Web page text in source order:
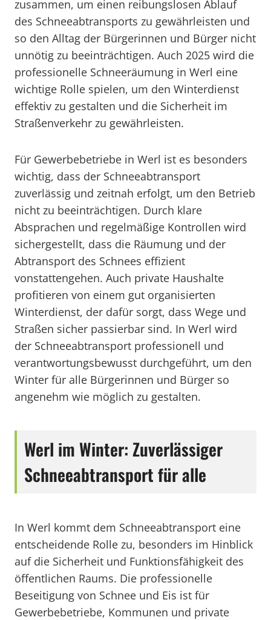
zusammen, um einen reibungslosen Ablauf
des Schneeabtransports zu gewährleisten und
so den Alltag der Bürgerinnen und Bürger nicht
unnötig zu beeinträchtigen. Auch 2025 wird die
professionelle Schneeräumung in Werl eine
wichtige Rolle spielen, um den Winterdienst
effektiv zu gestalten und die Sicherheit im
Straßenverkehr zu gewährleisten.
Für Gewerbebetriebe in Werl ist es besonders
wichtig, dass der Schneeabtransport
zuverlässig und zeitnah erfolgt, um den Betrieb
nicht zu beeinträchtigen. Durch klare
Absprachen und regelmäßige Kontrollen wird
sichergestellt, dass die Räumung und der
Abtransport des Schnees effizient
vonstattengehen. Auch private Haushalte
profitieren von einem gut organisierten
Winterdienst, der dafür sorgt, dass Wege und
Straßen sicher passierbar sind. In Werl wird
der Schneeabtransport professionell und
verantwortungsbewusst durchgeführt, um den
Winter für alle Bürgerinnen und Bürger so
angenehm wie möglich zu gestalten.
Werl im Winter: Zuverlässiger
Schneeabtransport für alle
In Werl kommt dem Schneeabtransport eine
entscheidende Rolle zu, besonders im Hinblick
auf die Sicherheit und Funktionsfähigkeit des
öffentlichen Raums. Die professionelle
Beseitigung von Schnee und Eis ist für
Gewerbebetriebe, Kommunen und private